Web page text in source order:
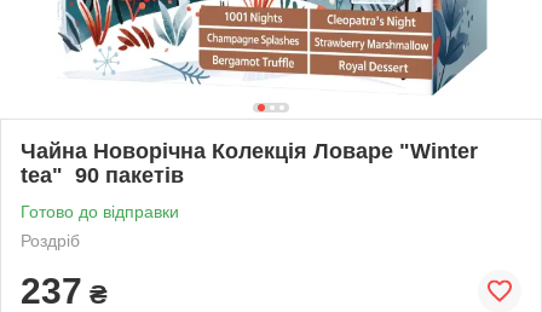
Чайна Новорічна Колекція Ловаре "Winter
tea" 90 пакетів
Готово до відправки
Роздріб
237 ₴